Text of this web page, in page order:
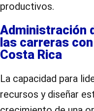
productivos.
Administración
las carreras
Costa Rica
La capacidad para
recursos y diseñar